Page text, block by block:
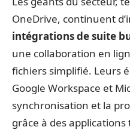
OneDrive, continuent
intégrations de suite
une collaboration en
fichiers simplifié. Leurs
Google Workspace et
synchronisation et la
grâce à des